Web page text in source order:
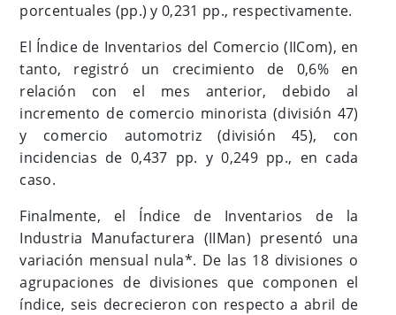
porcentuales (pp.) y 0,231 pp., respectivamente.
El Índice de Inventarios del Comercio (IICom), en
tanto, registró un crecimiento de 0,6% en
relación con el mes anterior, debido al
incremento de comercio minorista (división 47)
y comercio automotriz (división 45), con
incidencias de 0,437 pp. y 0,249 pp., en cada
caso.
Finalmente, el Índice de Inventarios de la
Industria Manufacturera (IIMan) presentó una
variación mensual nula*. De las 18 divisiones o
agrupaciones de divisiones que componen el
índice, seis decrecieron con respecto a abril de